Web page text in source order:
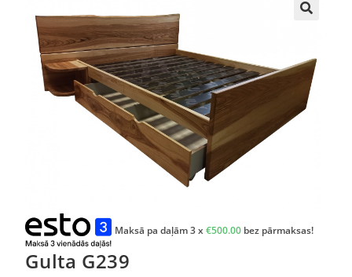
Maksā pa daļām 3 x€500.00 bez pārmaksas!
Gulta G239